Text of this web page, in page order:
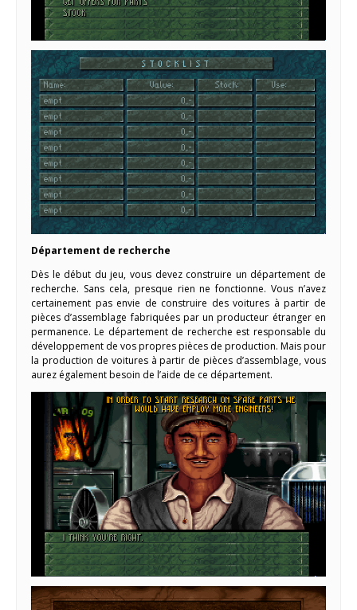
Département de recherche
Dès le début du jeu, vous devez construire un département de
recherche. Sans cela, presque rien ne fonctionne. Vous n’avez
certainement pas envie de construire des voitures à partir de
pièces d’assemblage fabriquées par un producteur étranger en
permanence. Le département de recherche est responsable du
développement de vos propres pièces de production. Mais pour
la production de voitures à partir de pièces d’assemblage, vous
aurez également besoin de l’aide de ce département.